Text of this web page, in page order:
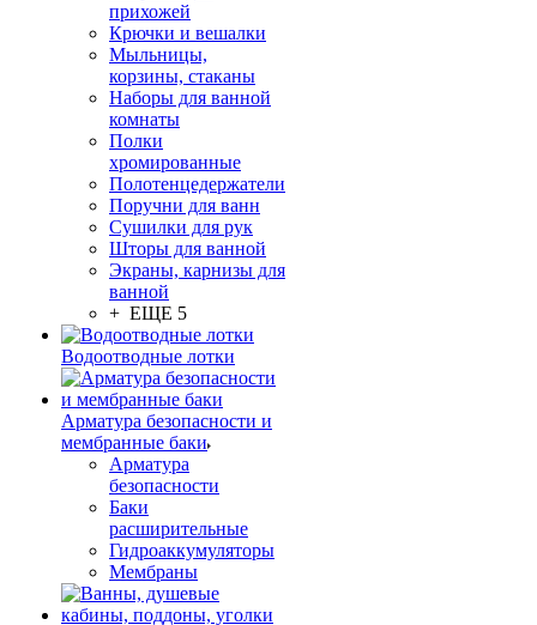
прихожей
Крючки и вешалки
Мыльницы,
корзины, стаканы
Наборы для ванной
комнаты
Полки
хромированные
Полотенцедержатели
Поручни для ванн
Сушилки для рук
Шторы для ванной
Экраны, карнизы для
ванной
+ ЕЩЕ 5
Водоотводные лотки
Арматура безопасности и
мембранные баки
Арматура
безопасности
Баки
расширительные
Гидроаккумуляторы
Мембраны